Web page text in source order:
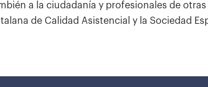
a la ciudadanía y profesionales de
de Calidad Asistencial y la Sociedad